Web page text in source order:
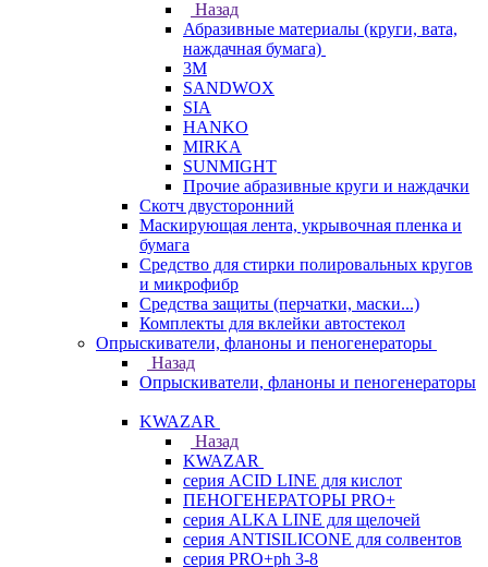
Назад
Абразивные материалы (круги, вата,
наждачная бумага)
3М
SANDWOX
SIA
HANKO
MIRKA
SUNMIGHT
Прочие абразивные круги и наждачки
Скотч двусторонний
Маскирующая лента, укрывочная пленка и
бумага
Средство для стирки полировальных кругов
и микрофибр
Средства защиты (перчатки, маски...)
Комплекты для вклейки автостекол
Опрыскиватели, фланоны и пеногенераторы
Назад
Опрыскиватели, фланоны и пеногенераторы
KWAZAR
Назад
KWAZAR
серия ACID LINE для кислот
ПЕНОГЕНЕРАТОРЫ PRO+
серия ALKA LINE для щелочей
серия ANTISILICONE для солвентов
серия PRO+ph 3-8